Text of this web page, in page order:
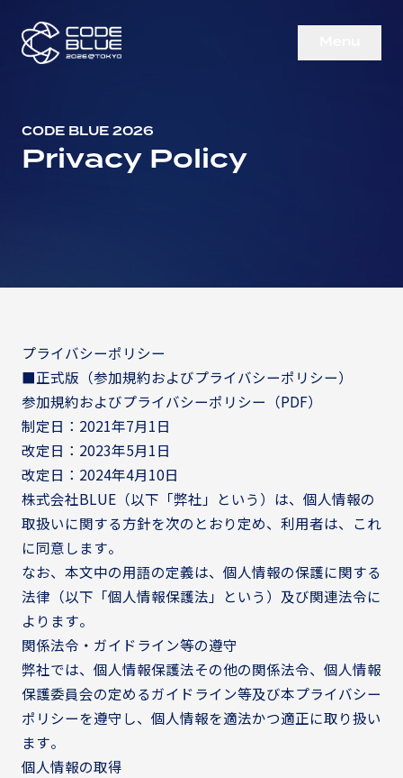
Close
CODE BLUE 2026
Privacy Policy
プライバシーポリシー
■正式版（参加規約およびプライバシーポリシー）
参加規約およびプライバシーポリシー（PDF）
制定日：2021年7月1日
改定日：2023年5月1日
改定日：2024年4月10日
株式会社BLUE（以下「弊社」という）は、個人情報の
取扱いに関する方針を次のとおり定め、利用者は、これ
に同意します。
なお、本文中の用語の定義は、個人情報の保護に関する
法律（以下「個人情報保護法」という）及び関連法令に
よります。
関係法令・ガイドライン等の遵守
弊社では、個人情報保護法その他の関係法令、個人情報
保護委員会の定めるガイドライン等及び本プライバシー
ポリシーを遵守し、個人情報を適法かつ適正に取り扱い
ます。
個人情報の取得